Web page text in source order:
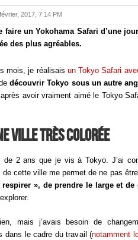
2017, 7:14 PM
faire un Yokohama Safari d’une
des plus agréables.
mois, je réalisais un Tokyo Safari
découvrir Tokyo sous un autre
avoir vraiment aimé le Tokyo
ville très colorée
2 ans que je vis à Tokyo. J’ai
cette ville me permet de ne pas
», de prendre le large et de
mais j’avais besoin de
dans le cadre du travail (notamment